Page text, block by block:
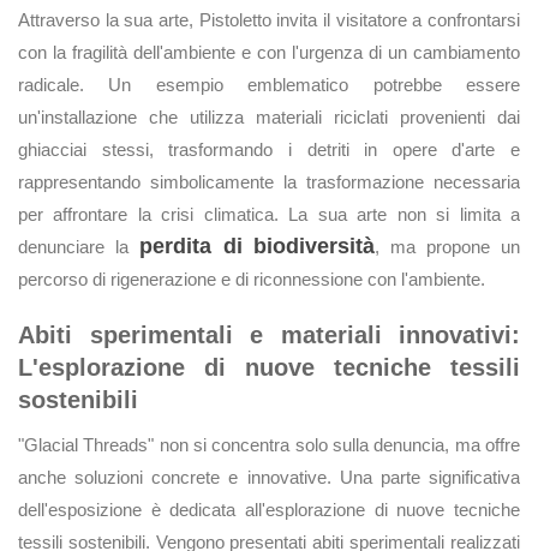
Attraverso la sua arte, Pistoletto invita il visitatore a confrontarsi
con la fragilità dell'ambiente e con l'urgenza di un cambiamento
radicale. Un esempio emblematico potrebbe essere
un'installazione che utilizza materiali riciclati provenienti dai
ghiacciai stessi, trasformando i detriti in opere d'arte e
rappresentando simbolicamente la trasformazione necessaria
per affrontare la crisi climatica. La sua arte non si limita a
denunciare la perdita di biodiversità, ma propone un
percorso di rigenerazione e di riconnessione con l'ambiente.
Abiti sperimentali e materiali innovativi:
L'esplorazione di nuove tecniche tessili
sostenibili
"Glacial Threads" non si concentra solo sulla denuncia, ma offre
anche soluzioni concrete e innovative. Una parte significativa
dell'esposizione è dedicata all'esplorazione di nuove tecniche
tessili sostenibili. Vengono presentati abiti sperimentali realizzati